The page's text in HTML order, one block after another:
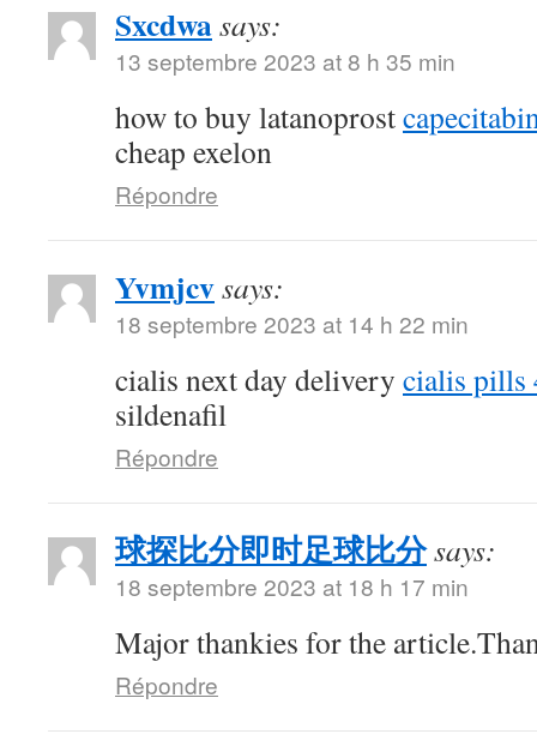
Sxcdwasays:
13 septembre 2023 at 8 h 35 min
how to buy latanoprost
cheap exelon
Répondre
Yvmjcvsays:
18 septembre 2023 at 14 h 22 min
cialis next day delivery cialis pills
sildenafil
Répondre
球探比分即时足球比分says:
18 septembre 2023 at 18 h 17 min
Major thankies for the
Répondre